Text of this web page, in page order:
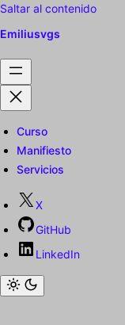
Saltar al contenido
Emiliusvgs
Curso
Manifiesto
Servicios
X
GitHub
LinkedIn